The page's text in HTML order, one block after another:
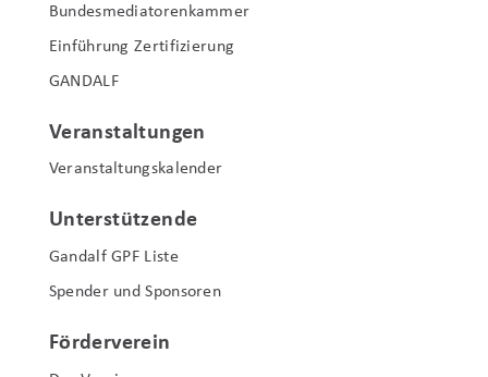
Bundesmediatorenkammer
Einführung Zertifizierung
GANDALF
Veranstaltungen
Veranstaltungskalender
Unterstützende
Gandalf GPF Liste
Spender und Sponsoren
Förderverein